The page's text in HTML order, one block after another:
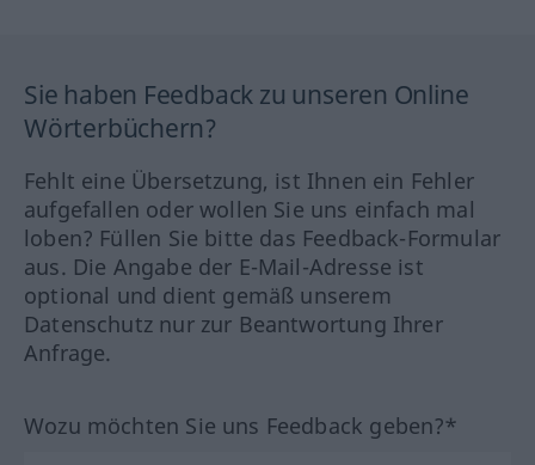
Sie haben Feedback zu unseren Online
Wörterbüchern?
Fehlt eine Übersetzung, ist Ihnen ein Fehler
aufgefallen oder wollen Sie uns einfach mal
loben? Füllen Sie bitte das Feedback-Formular
aus. Die Angabe der E-Mail-Adresse ist
optional und dient gemäß unserem
Datenschutz nur zur Beantwortung Ihrer
Anfrage.
Wozu möchten Sie uns Feedback geben?*